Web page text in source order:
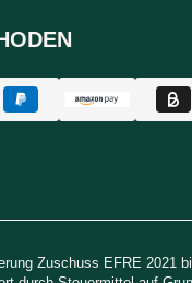
Zuschuss EFRE 2021